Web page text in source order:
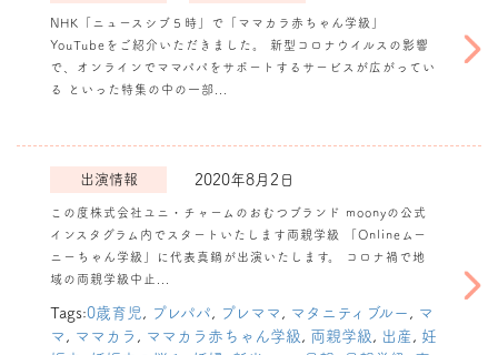
NHK「ニュースシブ５時」で「ママカラ赤ちゃん学級」
YouTubeをご紹介いただきました。 新型コロナウイルスの影響
で、オンラインでママパパをサポートするサービスが広がってい
る といった特集の中の一部...
2020年8月2日
出演情報
この度株式会社ユニ・チャームのおむつブランド moonyの公式
インスタグラム内でスタートいたします両親学級 「Onlineムー
ニーちゃん学級」に代表真鍋が出演いたします。 コロナ禍で地
域の両親学級中止...
Tags:0歳育児 , プレパパ , プレママ , マタニティブルー , マ
マ , ママカラ , ママカラ赤ちゃん学級 , 両親学級 , 出産 , 妊